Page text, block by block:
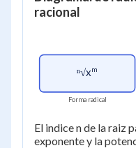
racional
ⁿ√xm
Forma radical
El indice n de la raiz
exponente y la